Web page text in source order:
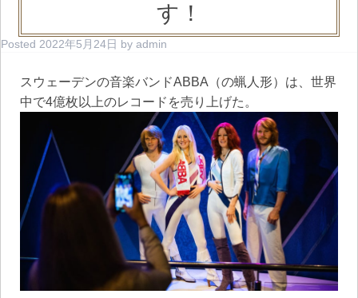
す！
Posted 2022年5月24日 by admin
スウェーデンの音楽バンドABBA（の蝋人形）は、世界
中で4億枚以上のレコードを売り上げた。